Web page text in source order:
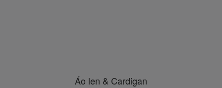
Áo len & Cardigan